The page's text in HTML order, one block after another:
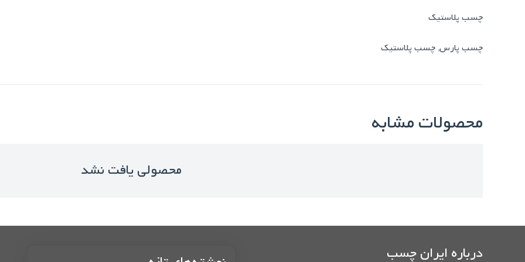
چسب پلاستیک
چسب پارس, چسب پلاستیک
محصولات مشابه
محصولی یافت نشد
درباره ایران چسب